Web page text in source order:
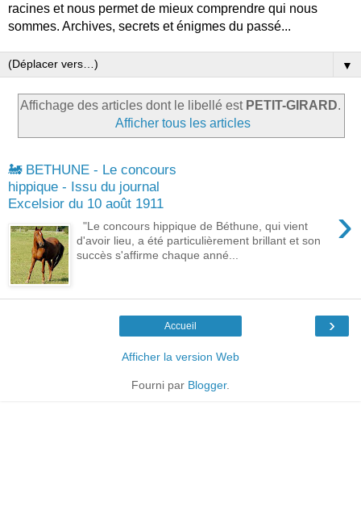
racines et nous permet de mieux comprendre qui nous
sommes. Archives, secrets et énigmes du passé...
▼
Affichage des articles dont le libellé est PETIT-GIRARD.
Afficher tous les articles
🚂 BETHUNE - Le concours
hippique - Issu du journal
Excelsior du 10 août 1911
›
"Le concours hippique de Béthune, qui vient
d'avoir lieu, a été particulièrement brillant et son
succès s'affirme chaque anné...
›
Accueil
Afficher la version Web
Fourni par Blogger.